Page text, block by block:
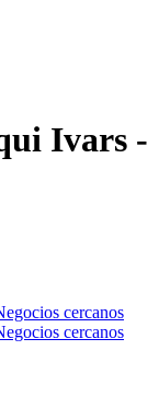
Ivars -
cercanos
cercanos